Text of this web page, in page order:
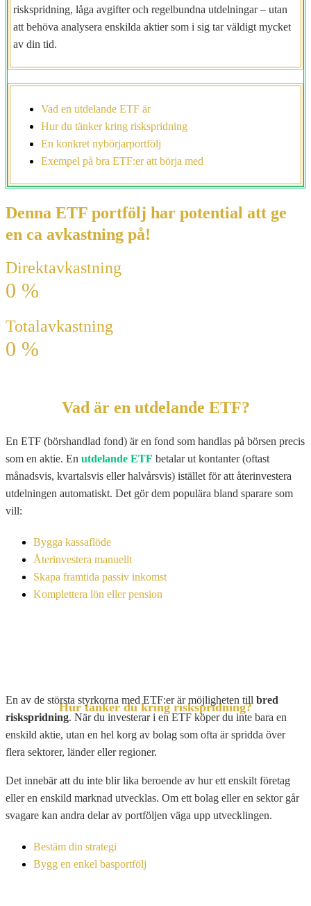
riskspridning, låga avgifter och regelbundna utdelningar – utan
att behöva analysera enskilda aktier som i sig tar väldigt mycket
av din tid.
Vad en utdelande ETF är
Hur du tänker kring riskspridning
En konkret nybörjarportfölj
Exempel på bra ETF:er att börja med
Denna ETF portfölj har potential att ge
en ca avkastning på!
Direktavkastning
0 %
Totalavkastning
0 %
Vad är en utdelande ETF?
En ETF (börshandlad fond) är en fond som handlas på börsen precis
som en aktie. En utdelande ETF betalar ut kontanter (oftast
månadsvis, kvartalsvis eller halvårsvis) istället för att återinvestera
utdelningen automatiskt. Det gör dem populära bland sparare som
vill:
Bygga kassaflöde
Återinvestera manuellt
Skapa framtida passiv inkomst
Komplettera lön eller pension
Hur tänker du kring riskspridning?
En av de största styrkorna med ETF:er är möjligheten till bred
riskspridning. När du investerar i en ETF köper du inte bara en
enskild aktie, utan en hel korg av bolag som ofta är spridda över
flera sektorer, länder eller regioner.
Det innebär att du inte blir lika beroende av hur ett enskilt företag
eller en enskild marknad utvecklas. Om ett bolag eller en sektor går
svagare kan andra delar av portföljen väga upp utvecklingen.
Bestäm din strategi
Bygg en enkel basportfölj